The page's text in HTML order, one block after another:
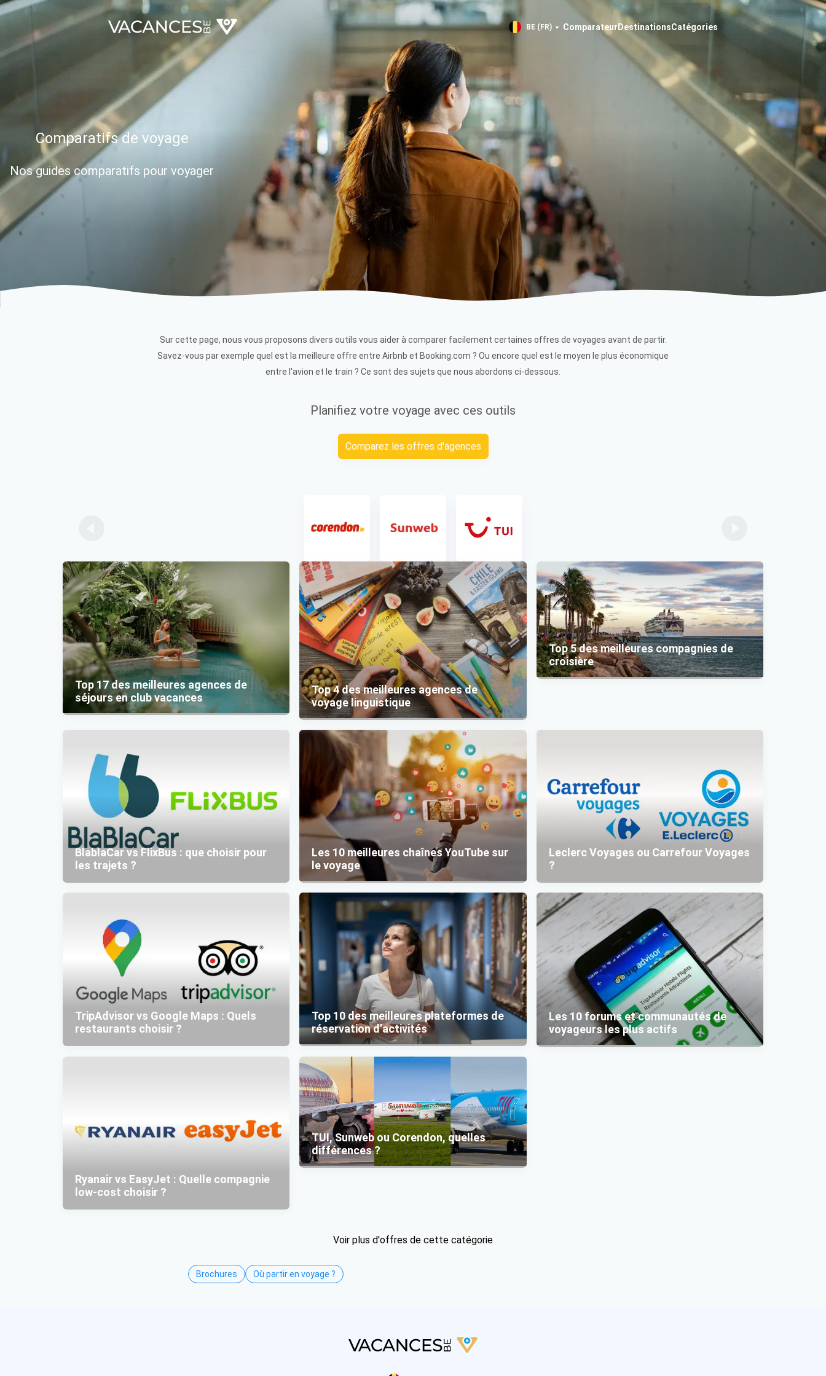
BE (FR) ComparateurDestinationsCatégories
Comparatifs de voyage
Nos guides comparatifs pour voyager
Sur cette page, nous vous proposons divers outils vous aider à comparer facilement certaines offres de voyages avant de partir.
Savez-vous par exemple quel est la meilleure offre entre Airbnb et Booking.com ? Ou encore quel est le moyen le plus économique
entre l'avion et le train ? Ce sont des sujets que nous abordons ci-dessous.
Planifiez votre voyage avec ces outils
Comparez les offres d'agences
Item 1 of 1
Top 17 des meilleures agences de
séjours en club vacances
Top 4 des meilleures agences de
voyage linguistique
Top 5 des meilleures compagnies de
croisière
BlablaCar vs FlixBus : que choisir pour
les trajets ?
Les 10 meilleures chaînes YouTube sur
le voyage
Leclerc Voyages ou Carrefour Voyages
?
TripAdvisor vs Google Maps : Quels
restaurants choisir ?
Top 10 des meilleures plateformes de
réservation d’activités
Les 10 forums et communautés de
voyageurs les plus actifs
Ryanair vs EasyJet : Quelle compagnie
low-cost choisir ?
TUI, Sunweb ou Corendon, quelles
différences ?
Voir plus d'offres de cette catégorie
Brochures Où partir en voyage ?